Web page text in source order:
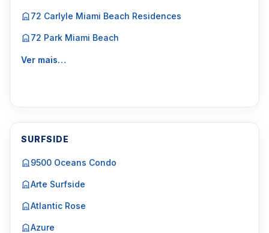
72 Carlyle Miami Beach Residences
72 Park Miami Beach
Ver mais…
SURFSIDE
9500 Oceans Condo
Arte Surfside
Atlantic Rose
Azure